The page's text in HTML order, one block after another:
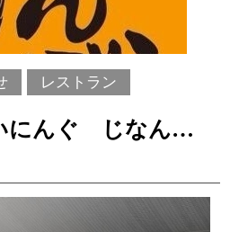
レストラン
にんぐ じなんぼ